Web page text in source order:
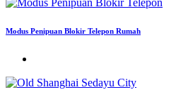
Modus Penipuan Blokir Telepon Rumah